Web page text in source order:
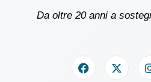
Da oltre 20 anni a